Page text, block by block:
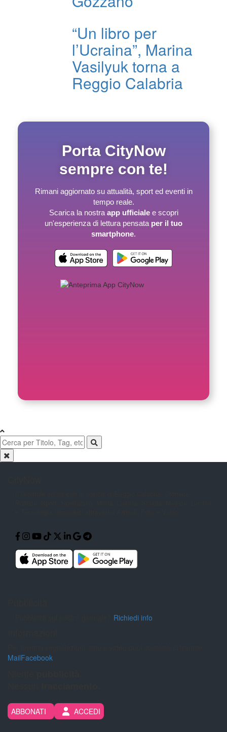
“Un libro per
l’Ucraina”, Marina
Vasilyuk torna a
Reggio Calabria
Porta CityNow
sempre con te!
Rimani aggiornato su attualità, sport ed eventi in
tempo reale.
Scarica la nostra app ufficialee scopri
un'esperienza di lettura pensata per il tuo
smartphone.
Richiedi info
MailFacebook
ABBONATI ACCEDI